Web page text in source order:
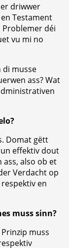
driwwer
Testament
Problemer déi
vu mi no
di musse
ass? Wat
Domat gëtt
effektiv dout
ass, also ob et
Verdacht op
en
muss sinn?
muss